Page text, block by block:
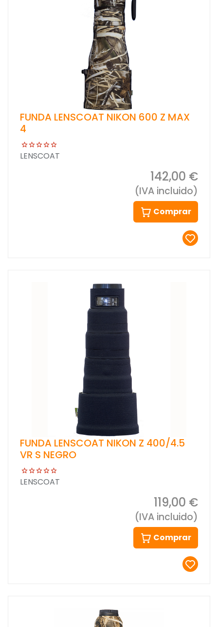
FUNDA LENSCOAT NIKON 600 Z MAX
4
LENSCOAT
142,00 €
(IVA incluido)
Comprar
FUNDA LENSCOAT NIKON Z 400/4.5
VR S NEGRO
LENSCOAT
119,00 €
(IVA incluido)
Comprar